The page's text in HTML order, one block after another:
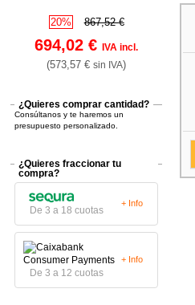
20% 867,52 €
694,02 €IVA incl.
(573,57 €sin IVA)
¿Quieres comprar cantidad?
Consúltanos y te haremos un
presupuesto personalizado.
¿Quieres fraccionar tu
compra?
De 3 a 18 cuotas
+ Info
De 3 a 12 cuotas
+ Info